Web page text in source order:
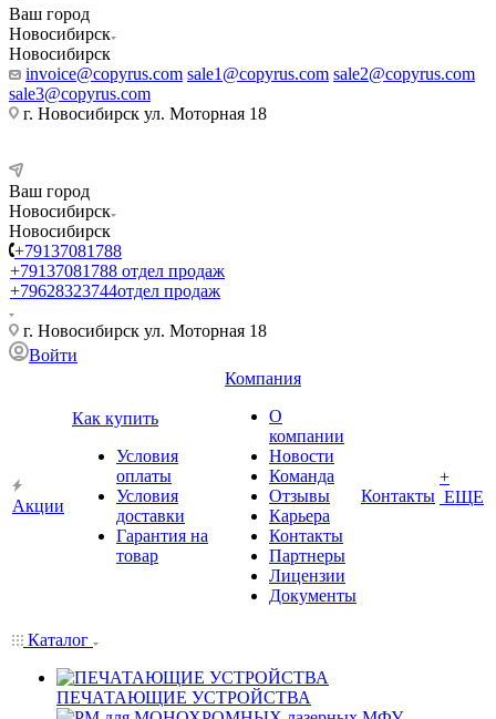
Ваш город
Новосибирск
Новосибирск
invoice@copyrus.com sale1@copyrus.com sale2@copyrus.com
sale3@copyrus.com
г. Новосибирск ул. Моторная 18
Ваш город
Новосибирск
Новосибирск
+79137081788
+79137081788 отдел продаж
+79628323744отдел продаж
г. Новосибирск ул. Моторная 18
Войти
Акции
Как купить
Условия
оплаты
Условия
доставки
Гарантия на
товар
Компания
О
компании
Новости
Команда
Отзывы
Карьера
Контакты
Партнеры
Лицензии
Документы
Контакты
+
ЕЩЕ
Каталог
ПЕЧАТАЮЩИЕ УСТРОЙСТВА